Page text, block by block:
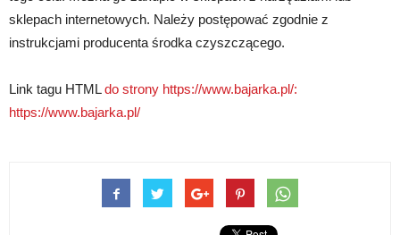
sklepach internetowych. Należy postępować zgodnie z
instrukcjami producenta środka czyszczącego.
Link tagu HTMLdo strony https://www.bajarka.pl/:
https://www.bajarka.pl/